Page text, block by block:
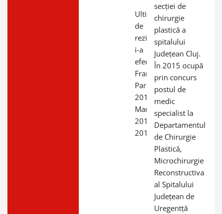
Ultimii ani
de
rezidențiat
i-a
efectuat în
Franța:
Paris
2011,
Martinique
2012-
2013.
secției de
chirurgie
plastică a
spitalului
Județean Cluj.
În 2015 ocupă
prin concurs
postul de
medic
specialist la
Departamentul
de Chirurgie
Plastică,
Microchirurgie
Reconstructiva
al Spitalului
Județean de
Uregentță